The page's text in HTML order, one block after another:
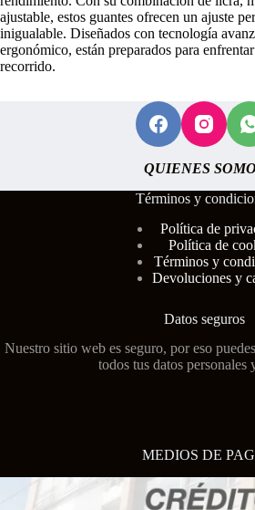
ajustable, estos guantes ofrecen un ajuste
inigualable. Diseñados con tecnología
ergonómico, están preparados para
recorrido.
QUIENES
Términos y
Política de
Política de
Términos y
Devoluciones y
Datos seguros
Nuestro sitio web es seguro, por eso
todos tus datos personales
MEDIOS DE